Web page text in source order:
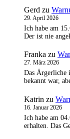
Gerd zu
29. April 2026
Ich habe am
Der ist nie
Franka zu
27. März 2026
Das Ärgerliche
bekannt war,
Katrin zu
16. Januar 2026
Ich habe am
erhalten. Das